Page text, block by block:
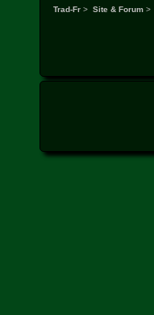
Trad-Fr > Site & Forum>